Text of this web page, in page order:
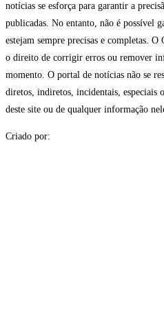
notícias se esforça para garantir a
publicadas. No entanto, não é possível
estejam sempre precisas e completas.
o direito de corrigir erros ou remover
momento. O portal de notícias não se
diretos, indiretos, incidentais, especiais
deste site ou de qualquer informação
Criado por: